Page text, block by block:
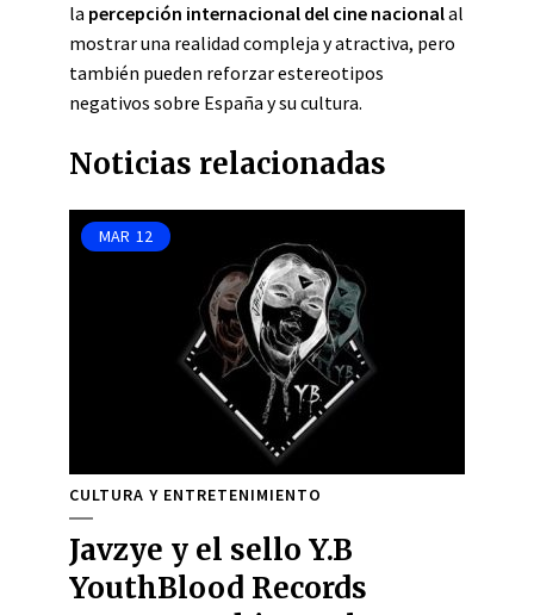
la percepción internacional del cine nacionalal
mostrar una realidad compleja y atractiva, pero
también pueden reforzar estereotipos
negativos sobre España y su cultura.
Noticias relacionadas
MAR 12
CULTURA Y ENTRETENIMIENTO
Javzye y el sello Y.B
YouthBlood Records